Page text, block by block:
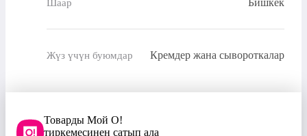
Шаар Бишкек
Жүз үчүн буюмдар Кремдер жана сывороткалар
Товарды Мой О!
тиркемесинен сатып ала